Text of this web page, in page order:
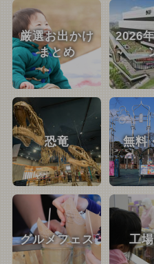
厳選お出かけ
まとめ
2026
恐竜 無料
グルメフェス 工